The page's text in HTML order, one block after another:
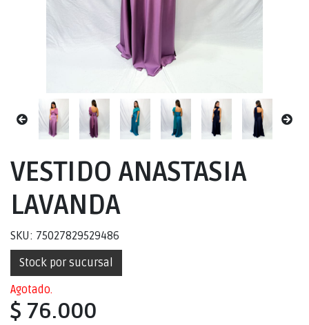
VESTIDO ANASTASIA
LAVANDA
SKU: 75027829529486
Stock por sucursal
Agotado.
$ 76.000